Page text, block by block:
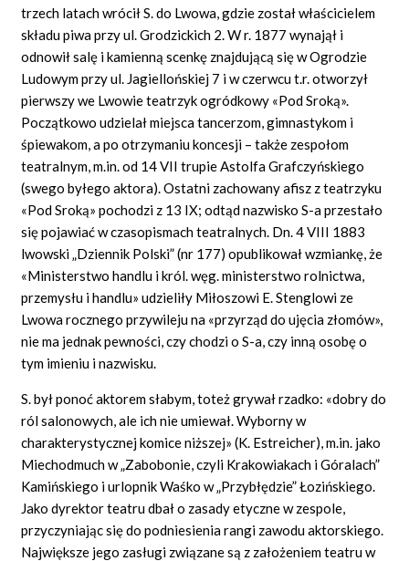
trzech latach wrócił S. do Lwowa, gdzie został właścicielem
składu piwa przy ul. Grodzickich 2. W r. 1877 wynajął i
odnowił salę i kamienną scenkę znajdującą się w Ogrodzie
Ludowym przy ul. Jagiellońskiej 7 i w czerwcu t.r. otworzył
pierwszy we Lwowie teatrzyk ogródkowy «Pod Sroką».
Początkowo udzielał miejsca tancerzom, gimnastykom i
śpiewakom, a po otrzymaniu koncesji – także zespołom
teatralnym, m.in. od 14 VII trupie Astolfa Grafczyńskiego
(swego byłego aktora). Ostatni zachowany afisz z teatrzyku
«Pod Sroką» pochodzi z 13 IX; odtąd nazwisko S-a przestało
się pojawiać w czasopismach teatralnych. Dn. 4 VIII 1883
lwowski „Dziennik Polski” (nr 177) opublikował wzmiankę, że
«Ministerstwo handlu i król. węg. ministerstwo rolnictwa,
przemysłu i handlu» udzieliły Miłoszowi E. Stenglowi ze
Lwowa rocznego przywileju na «przyrząd do ujęcia złomów»,
nie ma jednak pewności, czy chodzi o S-a, czy inną osobę o
tym imieniu i nazwisku.
S. był ponoć aktorem słabym, toteż grywał rzadko: «dobry do
ról salonowych, ale ich nie umiewał. Wyborny w
charakterystycznej komice niższej» (K. Estreicher), m.in. jako
Miechodmuch w „Zabobonie, czyli Krakowiakach i Góralach”
Kamińskiego i urlopnik Waśko w „Przybłędzie” Łozińskiego.
Jako dyrektor teatru dbał o zasady etyczne w zespole,
przyczyniając się do podniesienia rangi zawodu aktorskiego.
Największe jego zasługi związane są z założeniem teatru w